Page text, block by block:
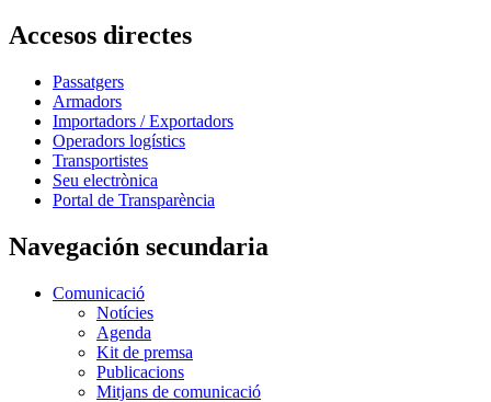
Accesos directes
Passatgers
Armadors
Importadors / Exportadors
Operadors logístics
Transportistes
Seu electrònica
Portal de Transparència
Navegación secundaria
Comunicació
Notícies
Agenda
Kit de premsa
Publicacions
Mitjans de comunicació